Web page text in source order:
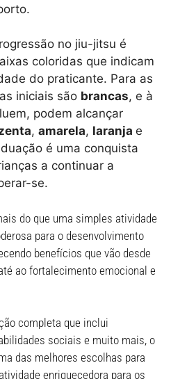
no jiu-jitsu é
coloridas que indicam
do praticante. Para as
iniciais são brancas, e à
podem alcançar
, amarela, laranja e
é uma conquista
a continuar a
se.
do que uma simples atividade
para o desenvolvimento
benefícios que vão desde
ao fortalecimento emocional e
completa que inclui
sociais e muito mais, o
das melhores escolhas para
enriquecedora para os